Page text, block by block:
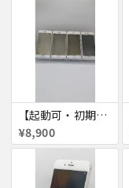
【起動可・初期化済・SIMロック解除済】iPhone6 16GB 4台セット
¥8,900